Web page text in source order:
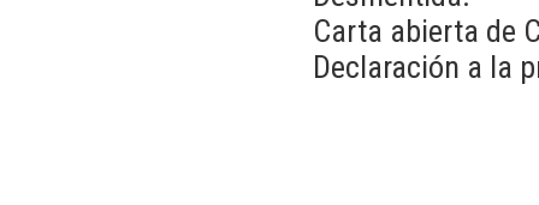
Carta abierta de
Declaración a la